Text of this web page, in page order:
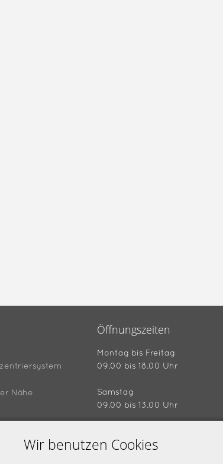
Nähe
Öffnungszeiten
Montag bis Freitag
09.00 bis 18.00 Uhr
Samstag
09.00 bis 13.00 Uhr
Wir benutzen Cookies